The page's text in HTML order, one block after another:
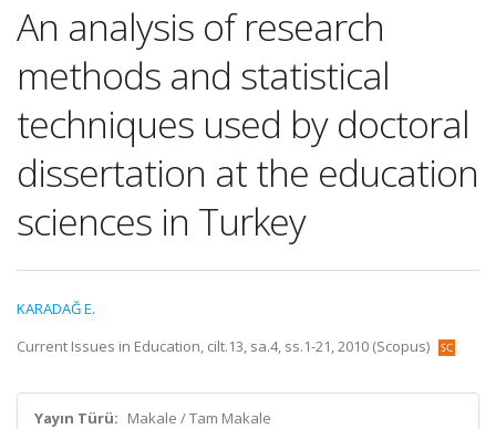
An analysis of research
methods and statistical
techniques used by doctoral
dissertation at the education
sciences in Turkey
KARADAĞ E.
Current Issues in Education, cilt.13, sa.4, ss.1-21, 2010 (Scopus)
Yayın Türü: Makale / Tam Makale